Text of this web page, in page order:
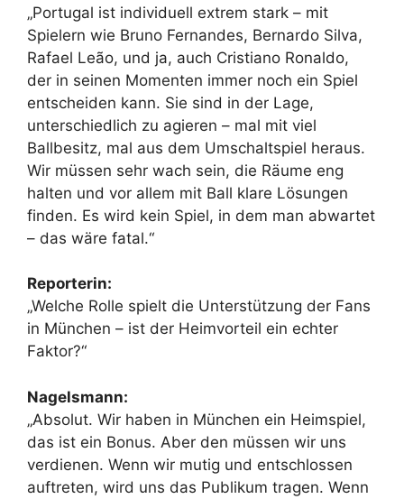
„Portugal ist individuell extrem stark – mit
Spielern wie Bruno Fernandes, Bernardo Silva,
Rafael Leão, und ja, auch Cristiano Ronaldo,
der in seinen Momenten immer noch ein Spiel
entscheiden kann. Sie sind in der Lage,
unterschiedlich zu agieren – mal mit viel
Ballbesitz, mal aus dem Umschaltspiel heraus.
Wir müssen sehr wach sein, die Räume eng
halten und vor allem mit Ball klare Lösungen
finden. Es wird kein Spiel, in dem man abwartet
– das wäre fatal.“
Reporterin:
„Welche Rolle spielt die Unterstützung der Fans
in München – ist der Heimvorteil ein echter
Faktor?“
Nagelsmann:
„Absolut. Wir haben in München ein Heimspiel,
das ist ein Bonus. Aber den müssen wir uns
verdienen. Wenn wir mutig und entschlossen
auftreten, wird uns das Publikum tragen. Wenn